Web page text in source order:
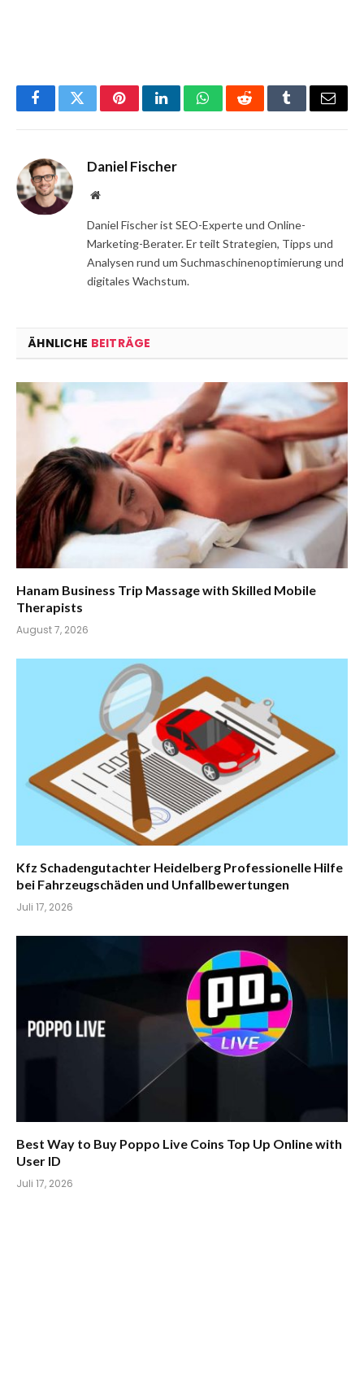
FacebookTwitterPinterestLinkedInWhatsAppRedditTumblrEmail
Daniel Fischer
Website
Daniel Fischer ist SEO-Experte und Online-
Marketing-Berater. Er teilt Strategien, Tipps und
Analysen rund um Suchmaschinenoptimierung und
digitales Wachstum.
ÄHNLICHE BEITRÄGE
Hanam Business Trip Massage with Skilled Mobile
Therapists
August 7, 2026
Kfz Schadengutachter Heidelberg Professionelle Hilfe
bei Fahrzeugschäden und Unfallbewertungen
Juli 17, 2026
Best Way to Buy Poppo Live Coins Top Up Online with
User ID
Juli 17, 2026